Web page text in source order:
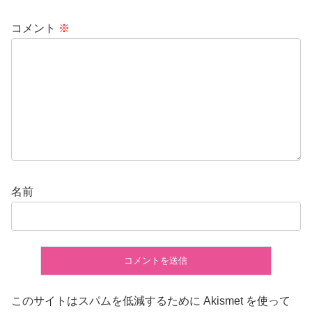
コメント ※
名前
このサイトはスパムを低減するために Akismet を使って